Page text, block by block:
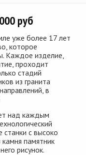
руб
уже более 17 лет
которое
Каждое изделие,
проходит
стадий
из гранита
в
над каждым
станки с высоко
памятник
рисунок.